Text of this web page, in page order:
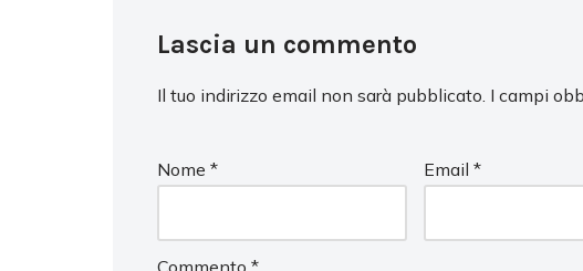
Lascia un commento
Il tuo indirizzo email non sarà pubblicato. I campi
Nome * Email*
Commento *